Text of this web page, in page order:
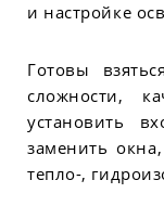
и настройке
Готовы
сложности,
установить
заменить
тепло-,